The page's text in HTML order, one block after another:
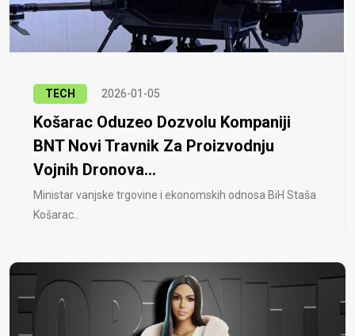
TECH 2026-01-05
Košarac Oduzeo Dozvolu Kompaniji
BNT Novi Travnik Za Proizvodnju
Vojnih Dronova...
Ministar vanjske trgovine i ekonomskih odnosa BiH Staša
Košarac..